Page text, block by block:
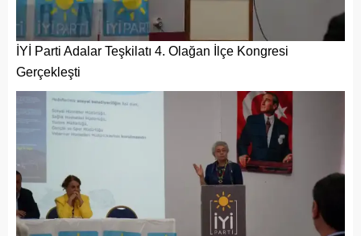
İYİ Parti Adalar Teşkilatı 4. Olağan İlçe Kongresi
Gerçekleşti